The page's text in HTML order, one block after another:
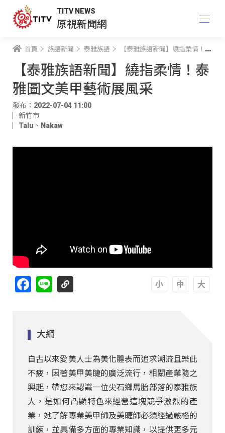
TITV NEWS
原視新聞網
首頁 族語新聞 泰雅族語 【泰雅族語新聞】繞指柔情！泰雅圖文美甲藝術展風采
【泰雅族語新聞】繞指柔情！泰
雅圖文美甲藝術展風采
發布：2022-07-04 11:00
新竹市
Talu 、 Nakaw
Facebook
Line
大綱
自古以來愛美人士為美化體表而追求潮流且樂此
不疲，因著美甲美睫的廣泛流行，相關產業隨之
興起，帶您來認識一位尖石鄉馬胎部落的泰雅族
人，是如何凸顯特色來經營這塊競爭激烈的產
業，她了解專業美甲師及美睫師必須經過嚴格的
訓練，並具備多方面的專業知識，以提供更多元